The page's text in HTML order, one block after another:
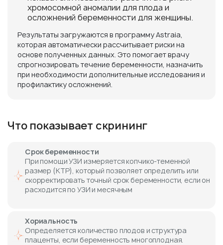
хромосомной аномалии для плода и
осложнений беременности для женщины.
Результаты загружаются в программу Astraia,
которая автоматически рассчитывает риски на
основе полученных данных. Это помогает врачу
спрогнозировать течение беременности, назначить
при необходимости дополнительные исследования и
профилактику осложнений.
Что показывает скрининг
Срок беременности
При помощи УЗИ измеряется копчико-теменной
размер (КТР), который позволяет определить или
скорректировать точный срок беременности, если он
расходится по УЗИ и месячным
Хориальность
Определяется количество плодов и структура
плаценты, если беременность многоплодная.